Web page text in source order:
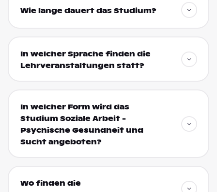
Wie lange dauert das Studium?
In welcher Sprache finden die
Lehrveranstaltungen statt?
In welcher Form wird das
Studium Soziale Arbeit -
Psychische Gesundheit und
Sucht angeboten?
Wo finden die